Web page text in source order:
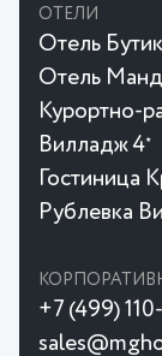
ОТЕЛИ
Отель
Отель
Курортно-
Вилладж 4★
Гостиница
Рублевка
+7 (499)